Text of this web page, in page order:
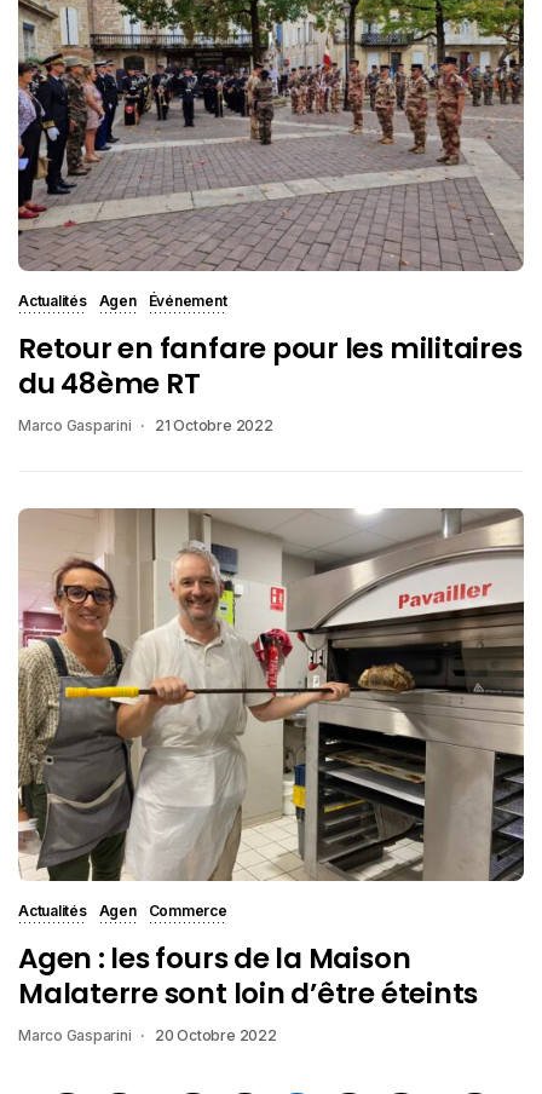
Actualités Agen Événement
Retour en fanfare pour les militaires
du 48ème RT
Marco Gasparini 21 Octobre 2022
Actualités Agen Commerce
Agen : les fours de la Maison
Malaterre sont loin d’être éteints
Marco Gasparini 20 Octobre 2022